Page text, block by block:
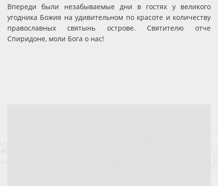
Впереди были незабываемые дни в гостях у великого
угодника Божия на удивительном по красоте и количеству
православных святынь острове. Святителю отче
Спиридоне, моли Бога о нас!